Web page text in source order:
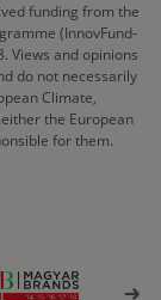
funding from the
(InnovFund-
Views and opinions
do not necessarily
Climate,
the European
for them.